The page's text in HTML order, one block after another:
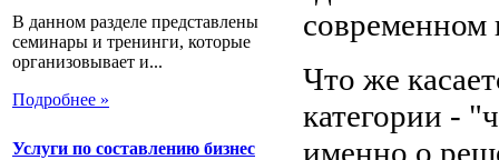
В данном разделе представлены
семинары и тренинги, которые
организовывает и...
Подробнее »
Услуги по составлению бизнес
Что же
категории -
именно о